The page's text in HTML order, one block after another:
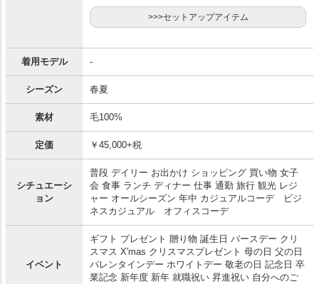
>>>セットアップアイテム
着用モデル -
シーズン 春夏
素材 毛100%
定価 ￥45,000+税
シチュエーシ
ョン
普段 デイリー お出かけ ショッピング 買い物 女子
会 食事 ランチ ディナー 仕事 通勤 旅行 観光 レジ
ャー オールシーズン 年中 カジュアルコーデ ビジ
ネスカジュアル オフィスコーデ
イベント
ギフト プレゼント 贈り物 誕生日 バースデー クリ
スマス X'mas クリスマスプレゼント 母の日 父の日
バレンタインデー ホワイトデー 敬老の日 記念日 卒
業記念 新年度 新年 就職祝い 昇進祝い 自分へのご